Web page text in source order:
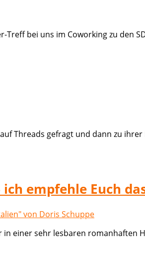
bei uns im Coworking zu den
Threads gefragt und dann zu
empfehle Euch
einer sehr lesbaren romanhaften